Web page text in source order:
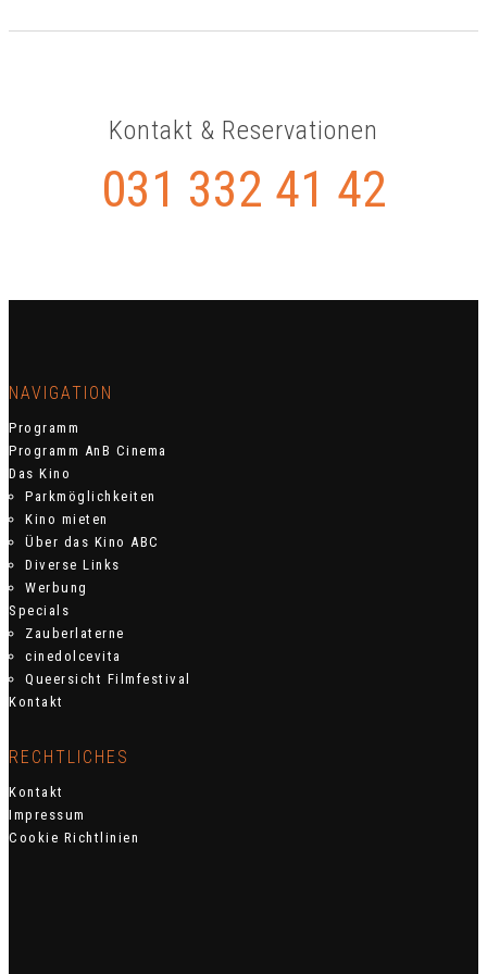
Kontakt & Reservationen
031 332 41 42
NAVIGATION
Programm
Programm AnB Cinema
Das Kino
Parkmöglichkeiten
Kino mieten
Über das Kino ABC
Diverse Links
Werbung
Specials
Zauberlaterne
cinedolcevita
Queersicht Filmfestival
Kontakt
RECHTLICHES
Kontakt
Impressum
Cookie Richtlinien